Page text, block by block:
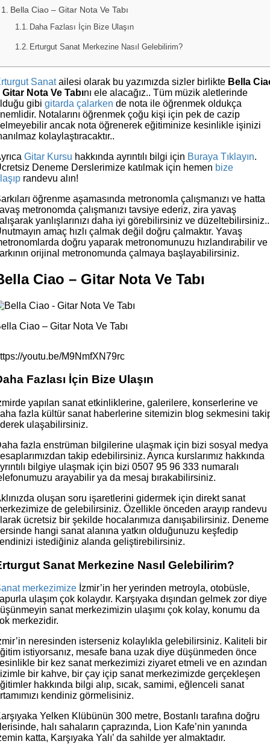
Bella Ciao – Gitar Nota Ve Tabı
Daha Fazlası İçin Bize Ulaşın
Erturgut Sanat Merkezine Nasıl Gelebilirim?
Sanatailesi olarak bu yazımızda sizler birlikte Bella
Gitar Nota Ve Tabını ele alacağız.. Tüm müzik aletlerinde
gibigitarda çalarken de nota ile öğrenmek oldukça
Notalarını öğrenmek çoğu kişi için pek de cazip
ancak nota öğrenerek eğitiminize kesinlikle işinizi
kolaylaştıracaktır..
Gitar Kursu hakkında ayrıntılı bilgi için Buraya Tıklayın.
Deneme Derslerimize katılmak için hemen bize
randevu alın!
öğrenme aşamasında metronomla çalışmanızı ve hatta
metronomda çalışmanızı tavsiye ederiz, zira yavaş
yanlışlarınızı daha iyi görebilirsiniz ve düzeltebilirsiniz..
amaç hızlı çalmak değil doğru çalmaktır. Yavaş
doğru yaparak metronomunuzu hızlandırabilir ve
orijinal metronomunda çalmaya başlayabilirsiniz.
Ciao – Gitar Nota Ve Tabı
Ciao – Gitar Nota Ve Tabı
youtu.be/M9NmfXN79rc
Fazlası İçin Bize Ulaşın
yapılan sanat etkinliklerine, galerilere, konserlerine ve
fazla kültür sanat haberlerine sitemizin blog sekmesini
ulaşabilirsiniz.
fazla enstrüman bilgilerine ulaşmak için bizi sosyal medya
takip edebilirsiniz. Ayrıca kurslarımız hakkında
bilgiye ulaşmak için bizi 0507 95 96 333 numaralı
arayabilir ya da mesaj bırakabilirsiniz.
oluşan soru işaretlerini gidermek için direkt sanat
de gelebilirsiniz. Özellikle önceden arayıp randevu
ücretsiz bir şekilde hocalarımıza danışabilirsiniz. Deneme
hangi sanat alanına yatkın olduğunuzu keşfedip
istediğiniz alanda geliştirebilirsiniz.
Sanat Merkezine Nasıl Gelebilirim?
merkezimize İzmir’in her yerinden metroyla, otobüsle,
ulaşım çok kolaydır. Karşıyaka dışından gelmek zor diye
sanat merkezimizin ulaşımı çok kolay, konumu da
merkezidir.
neresinden isterseniz kolaylıkla gelebilirsiniz. Kaliteli bir
istiyorsanız, mesafe bana uzak diye düşünmeden önce
bir kez sanat merkezimizi ziyaret etmeli ve en azından
bir kahve, bir çay içip sanat merkezimizde gerçekleşen
hakkında bilgi alıp, sıcak, samimi, eğlenceli sanat
kendiniz görmelisiniz.
Yelken Klübünün 300 metre, Bostanlı tarafına doğru
halı sahaların çaprazında, Lion Kafe’nin yanında
katta, Karşıyaka Yalı’ da sahilde yer almaktadır.